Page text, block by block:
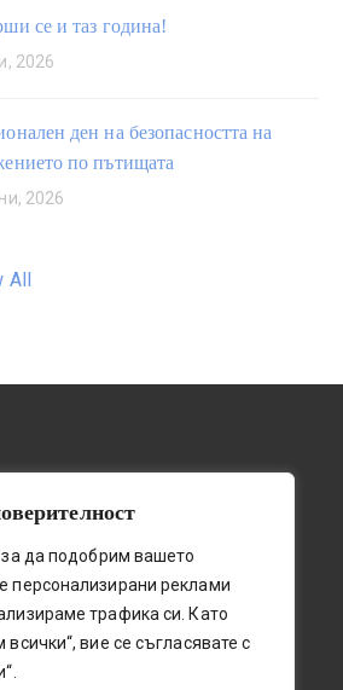
за да подобрим вашето
персонализирани реклами
трафика си. Като
вие се съгласявате с
се и таз година!
2026
ден на безопасността на
по пътищата
2026
All
032 / 643 673
0884 / 787772